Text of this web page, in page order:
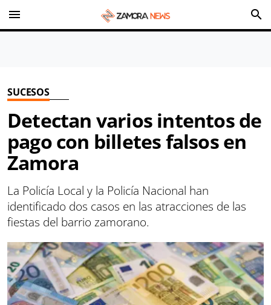
menu search
SUCESOS
Detectan varios intentos de
pago con billetes falsos en
Zamora
La Policía Local y la Policía Nacional han
identificado dos casos en las atracciones de las
fiestas del barrio zamorano.